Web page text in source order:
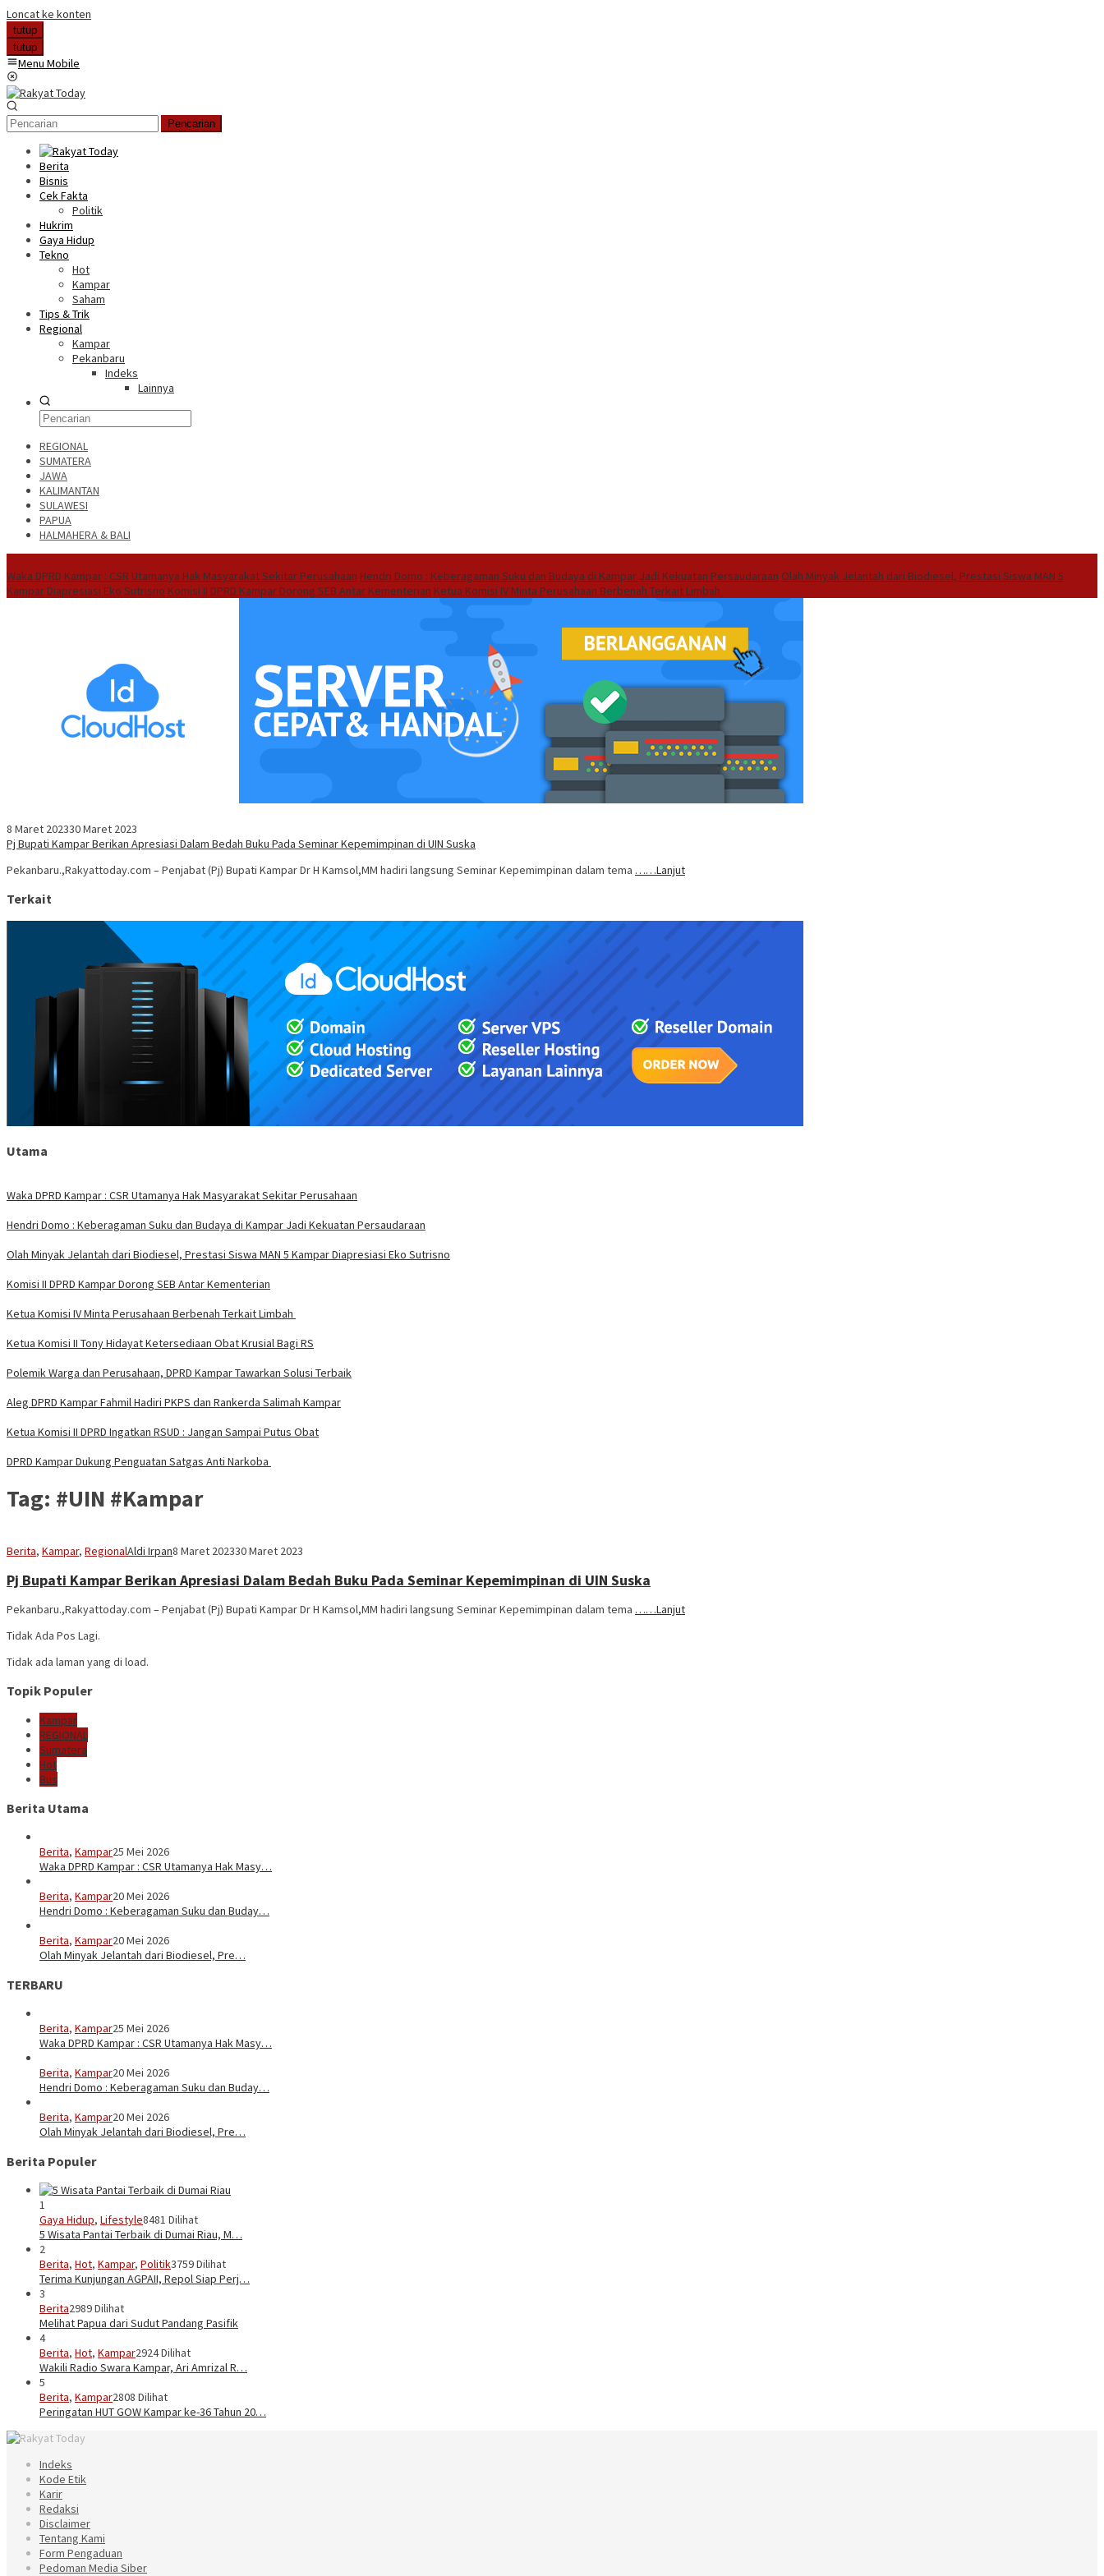
Loncat ke konten
tutup
tutup
Menu Mobile
Pencarian
Berita
Bisnis
Cek Fakta
Politik
Hukrim
Gaya Hidup
Tekno
Hot
Kampar
Saham
Tips & Trik
Regional
Kampar
Pekanbaru
Indeks
Lainnya
REGIONAL
SUMATERA
JAWA
KALIMANTAN
SULAWESI
PAPUA
HALMAHERA & BALI
Waka DPRD Kampar : CSR Utamanya Hak Masyarakat Sekitar Perusahaan Hendri Domo : Keberagaman Suku dan Budaya di Kampar Jadi Kekuatan Persaudaraan Olah Minyak Jelantah dari Biodiesel, Prestasi Siswa MAN 5
Kampar Diapresiasi Eko Sutrisno Komisi II DPRD Kampar Dorong SEB Antar Kementerian Ketua Komisi IV Minta Perusahaan Berbenah Terkait Limbah
8 Maret 202330 Maret 2023
Pj Bupati Kampar Berikan Apresiasi Dalam Bedah Buku Pada Seminar Kepemimpinan di UIN Suska
Pekanbaru.,Rakyattoday.com – Penjabat (Pj) Bupati Kampar Dr H Kamsol,MM hadiri langsung Seminar Kepemimpinan dalam tema ……Lanjut
Terkait
Utama
Waka DPRD Kampar : CSR Utamanya Hak Masyarakat Sekitar Perusahaan
Hendri Domo : Keberagaman Suku dan Budaya di Kampar Jadi Kekuatan Persaudaraan
Olah Minyak Jelantah dari Biodiesel, Prestasi Siswa MAN 5 Kampar Diapresiasi Eko Sutrisno
Komisi II DPRD Kampar Dorong SEB Antar Kementerian
Ketua Komisi IV Minta Perusahaan Berbenah Terkait Limbah
Ketua Komisi II Tony Hidayat Ketersediaan Obat Krusial Bagi RS
Polemik Warga dan Perusahaan, DPRD Kampar Tawarkan Solusi Terbaik
Aleg DPRD Kampar Fahmil Hadiri PKPS dan Rankerda Salimah Kampar
Ketua Komisi II DPRD Ingatkan RSUD : Jangan Sampai Putus Obat
DPRD Kampar Dukung Penguatan Satgas Anti Narkoba
Tag: #UIN #Kampar
Berita, Kampar, RegionalAldi Irpan8 Maret 202330 Maret 2023
Pj Bupati Kampar Berikan Apresiasi Dalam Bedah Buku Pada Seminar Kepemimpinan di UIN Suska
Pekanbaru.,Rakyattoday.com – Penjabat (Pj) Bupati Kampar Dr H Kamsol,MM hadiri langsung Seminar Kepemimpinan dalam tema ……Lanjut
Tidak Ada Pos Lagi.
Tidak ada laman yang di load.
Topik Populer
Kampar
REGIONAL
Sumatera
Hot
Bus
Berita Utama
Berita, Kampar25 Mei 2026
Waka DPRD Kampar : CSR Utamanya Hak Masy…
Berita, Kampar20 Mei 2026
Hendri Domo : Keberagaman Suku dan Buday…
Berita, Kampar20 Mei 2026
Olah Minyak Jelantah dari Biodiesel, Pre…
TERBARU
Berita, Kampar25 Mei 2026
Waka DPRD Kampar : CSR Utamanya Hak Masy…
Berita, Kampar20 Mei 2026
Hendri Domo : Keberagaman Suku dan Buday…
Berita, Kampar20 Mei 2026
Olah Minyak Jelantah dari Biodiesel, Pre…
Berita Populer
1
Gaya Hidup, Lifestyle8481 Dilihat
5 Wisata Pantai Terbaik di Dumai Riau, M…
2
Berita, Hot, Kampar, Politik3759 Dilihat
Terima Kunjungan AGPAII, Repol Siap Perj…
3
Berita2989 Dilihat
Melihat Papua dari Sudut Pandang Pasifik
4
Berita, Hot, Kampar2924 Dilihat
Wakili Radio Swara Kampar, Ari Amrizal R…
5
Berita, Kampar2808 Dilihat
Peringatan HUT GOW Kampar ke-36 Tahun 20…
Indeks
Kode Etik
Karir
Redaksi
Disclaimer
Tentang Kami
Form Pengaduan
Pedoman Media Siber